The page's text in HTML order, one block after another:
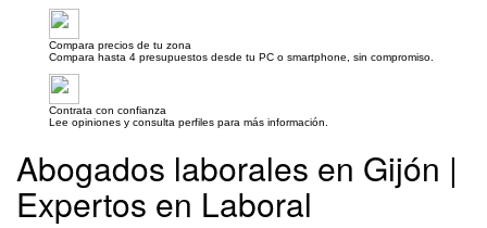
Compara precios de tu zona
Compara hasta 4 presupuestos desde tu PC o smartphone, sin compromiso.
Contrata con confianza
Lee opiniones y consulta perfiles para más información.
Abogados laborales en Gijón |
Expertos en Laboral